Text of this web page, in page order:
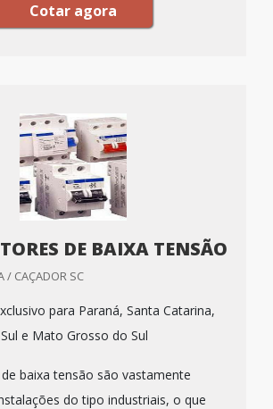
Cotar agora
DE BAIXA TENSÃO
/ CAÇADOR SC
para Paraná, Santa Catarina,
e Mato Grosso do Sul
baixa tensão são vastamente
do tipo industriais, o que